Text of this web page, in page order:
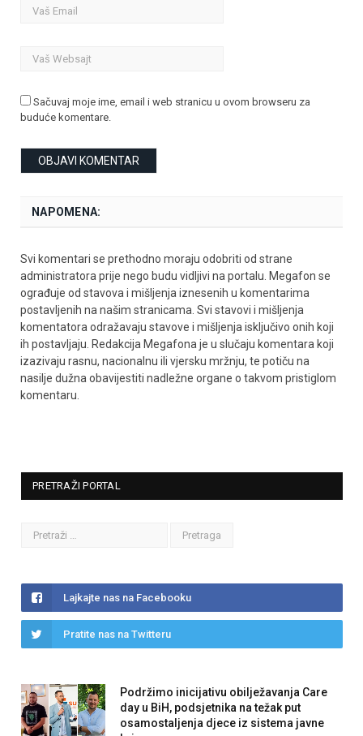
Sačuvaj moje ime, email i web stranicu u ovom browseru za
buduće komentare.
NAPOMENA:
Svi komentari se prethodno moraju odobriti od strane
administratora prije nego budu vidljivi na portalu. Megafon se
ograđuje od stavova i mišljenja iznesenih u komentarima
postavljenih na našim stranicama. Svi stavovi i mišljenja
komentatora odražavaju stavove i mišljenja isključivo onih koji
ih postavljaju. Redakcija Megafona je u slučaju komentara koji
izazivaju rasnu, nacionalnu ili vjersku mržnju, te potiču na
nasilje dužna obavijestiti nadležne organe o takvom pristiglom
komentaru.
PRETRAŽI PORTAL
Lajkajte nas na Facebooku
Pratite nas na Twitteru
Podržimo inicijativu obilježavanja Care
day u BiH, podsjetnika na težak put
osamostaljenja djece iz sistema javne